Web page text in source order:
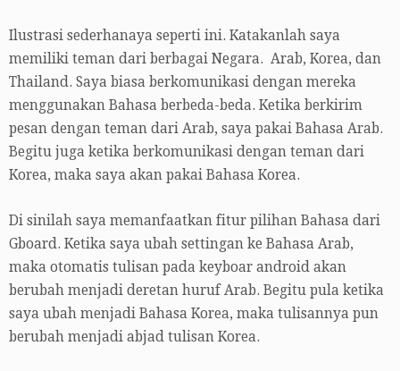
Ilustrasi sederhanaya seperti ini. Katakanlah saya
memiliki teman dari berbagai Negara. Arab, Korea, dan
Thailand. Saya biasa berkomunikasi dengan mereka
menggunakan Bahasa berbeda-beda. Ketika berkirim
pesan dengan teman dari Arab, saya pakai Bahasa Arab.
Begitu juga ketika berkomunikasi dengan teman dari
Korea, maka saya akan pakai Bahasa Korea.
Di sinilah saya memanfaatkan fitur pilihan Bahasa dari
Gboard. Ketika saya ubah settingan ke Bahasa Arab,
maka otomatis tulisan pada keyboar android akan
berubah menjadi deretan huruf Arab. Begitu pula ketika
saya ubah menjadi Bahasa Korea, maka tulisannya pun
berubah menjadi abjad tulisan Korea.